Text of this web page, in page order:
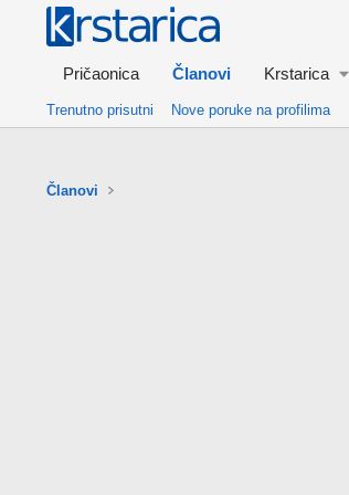
Pričaonica Članovi Krstarica
Trenutno prisutni Nove poruke na profilima
Članovi